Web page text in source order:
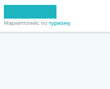
Маркетплейс по туризму